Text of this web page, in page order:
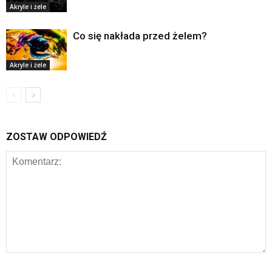
Akryle i żele
Akryle i żele
Co się nakłada przed żelem?
ZOSTAW ODPOWIEDŹ